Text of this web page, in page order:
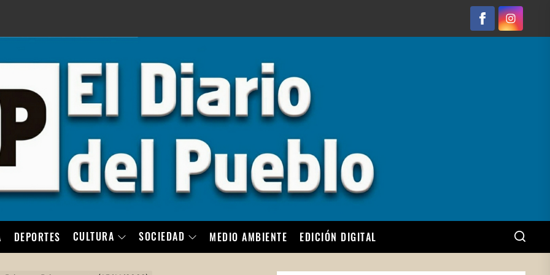
FacebookInstagram
DEPORTES CULTURA SOCIEDAD MEDIO AMBIENTE EDICIÓN DIGITAL